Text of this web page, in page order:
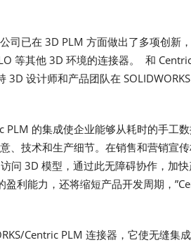
司已在 3D PLM 方面做出了多项创新
等其他 3D 环境的连接器。 和
3D 设计师和产品团队在
PLM 的集成使企业能够从耗时的手工
、技术和生产细节。在销售和营销宣
问 3D 模型，通过此无障碍协作，加
利能力，还将缩短产品开发周期，
Centric PLM 连接器，它使无缝集